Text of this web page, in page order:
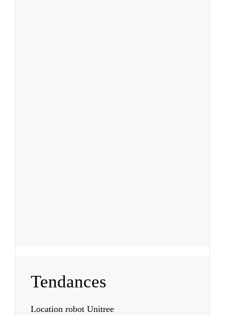
Tendances
Location robot Unitree